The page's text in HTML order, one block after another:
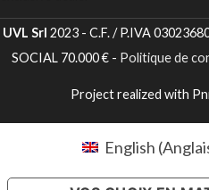
UVL Srl 2023 - C.F. / P.IVA
SOCIAL 70.000 € - Politique de
Project realized with
English (